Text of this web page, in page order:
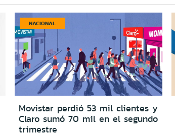
NACIONAL
Movistar perdió 53 mil clientes y
Claro sumó 70 mil en el segundo
trimestre